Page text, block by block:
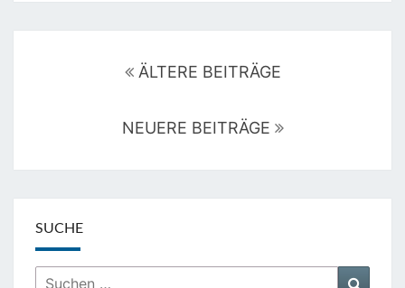
ÄLTERE BEITRÄGE
NEUERE BEITRÄGE
SUCHE
Suchen